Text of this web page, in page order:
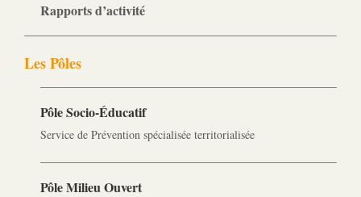
Rapports d’activité
Les Pôles
Pôle Socio-­Éducatif
Service de Prévention spécialisée territorialisée
Pôle Milieu Ouvert